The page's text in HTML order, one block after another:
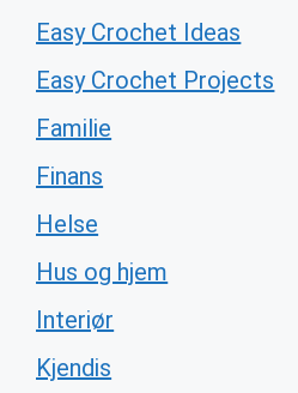
Easy Crochet Ideas
Easy Crochet Projects
Familie
Finans
Helse
Hus og hjem
Interiør
Kjendis